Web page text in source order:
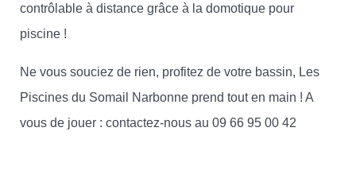
contrôlable à distance grâce à la domotique pour
piscine !
Ne vous souciez de rien, profitez de votre bassin, Les
Piscines du Somail Narbonne prend tout en main ! A
vous de jouer : contactez-nous au 09 66 95 00 42